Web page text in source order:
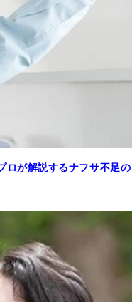
が解説するナフサ不足の